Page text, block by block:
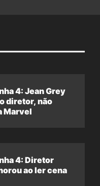
4: Jean Grey
diretor, não
Marvel
4: Diretor
ao ler cena